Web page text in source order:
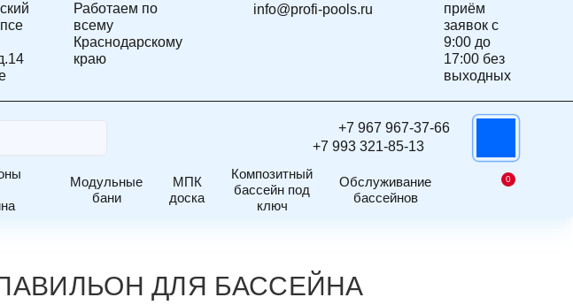
Работаем по
всему
Краснодарскому
краю
info@profi-pools.ru
приём
заявок с
9:00 до
17:00 без
выходных
WhatsApp
+7 967 967-37-66
+7 993 321-85-13
Развернуть
Модульные
бани
МПК
доска
Композитный
бассейн под
ключ
Обслуживание
бассейнов
0
канальный/монолитный
ДЛЯ БАССЕЙНА